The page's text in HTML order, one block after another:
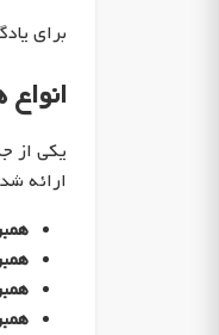
برای
یکی از
ارائه